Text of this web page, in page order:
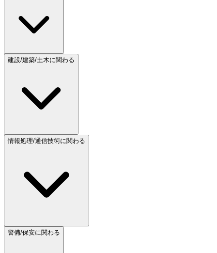
建設/建築/土木に関わる
情報処理/通信技術に関わる
警備/保安に関わる